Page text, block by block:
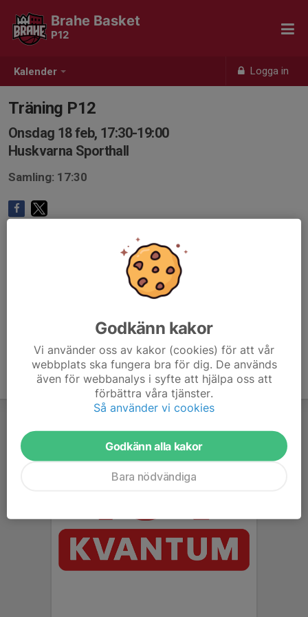
Kalender Logga in
Brahe Basket
P12
Träning P12
Onsdag 18 feb, 17:30-19:00
Huskvarna Sporthall
Samling: 17:30
Godkänn kakor
Vi använder oss av kakor (cookies) för att vår
webbplats ska fungera bra för dig. De används
även för webbanalys i syfte att hjälpa oss att
förbättra våra tjänster.
Så använder vi cookies
Godkänn alla kakor
Bara nödvändiga